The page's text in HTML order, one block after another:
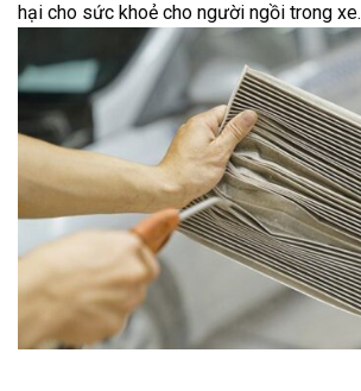
hại cho sức khoẻ cho người ngồi trong xe.